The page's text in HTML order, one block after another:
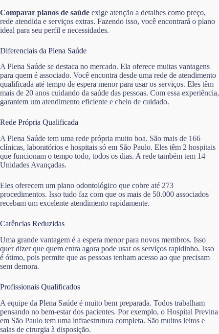
Comparar planos de saúde exige atenção a detalhes como preço,
rede atendida e serviços extras. Fazendo isso, você encontrará o plano
ideal para seu perfil e necessidades.
Diferenciais da Plena Saúde
A Plena Saúde se destaca no mercado. Ela oferece muitas vantagens
para quem é associado. Você encontra desde uma rede de atendimento
qualificada até tempo de espera menor para usar os serviços. Eles têm
mais de 20 anos cuidando da saúde das pessoas. Com essa experiência,
garantem um atendimento eficiente e cheio de cuidado.
Rede Própria Qualificada
A Plena Saúde tem uma rede própria muito boa. São mais de 166
clínicas, laboratórios e hospitais só em São Paulo. Eles têm 2 hospitais
que funcionam o tempo todo, todos os dias. A rede também tem 14
Unidades Avançadas.
Eles oferecem um plano odontológico que cobre até 273
procedimentos. Isso tudo faz com que os mais de 50.000 associados
recebam um excelente atendimento rapidamente.
Carências Reduzidas
Uma grande vantagem é a espera menor para novos membros. Isso
quer dizer que quem entra agora pode usar os serviços rapidinho. Isso
é ótimo, pois permite que as pessoas tenham acesso ao que precisam
sem demora.
Profissionais Qualificados
A equipe da Plena Saúde é muito bem preparada. Todos trabalham
pensando no bem-estar dos pacientes. Por exemplo, o Hospital Previna
em São Paulo tem uma infraestrutura completa. São muitos leitos e
salas de cirurgia à disposição.